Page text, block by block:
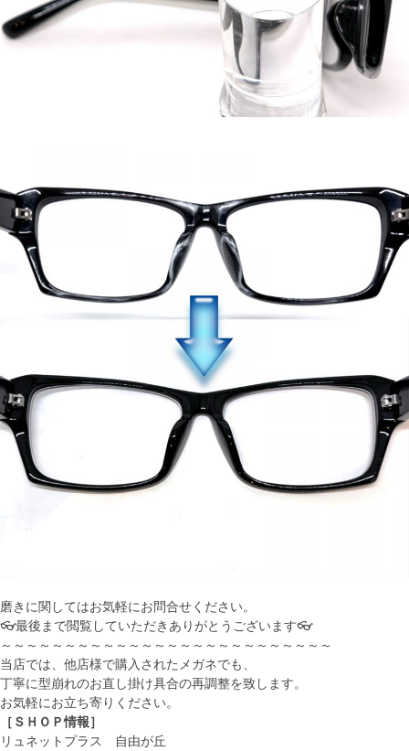
磨きに関してはお気軽にお問合せください。
👓最後まで閲覧していただきありがとうございます👓
～～～～～～～～～～～～～～～～～～～～～～～～～～
当店では、他店様で購入されたメガネでも、
丁寧に型崩れのお直し掛け具合の再調整を致します。
お気軽にお立ち寄りください。
［ＳＨＯＰ情報］
リュネットプラス 自由が丘